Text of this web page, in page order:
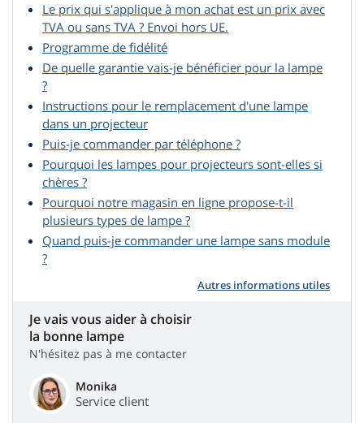
Le prix qui s'applique à mon achat est un prix avec
TVA ou sans TVA ? Envoi hors UE.
Programme de fidélité
De quelle garantie vais-je bénéficier pour la lampe
?
Instructions pour le remplacement d'une lampe
dans un projecteur
Puis-je commander par téléphone ?
Pourquoi les lampes pour projecteurs sont-elles si
chères ?
Pourquoi notre magasin en ligne propose-t-il
plusieurs types de lampe ?
Quand puis-je commander une lampe sans module
?
Autres informations utiles
Je vais vous aider à choisir
la bonne lampe
N'hésitez pas à me contacter
Monika
Service client